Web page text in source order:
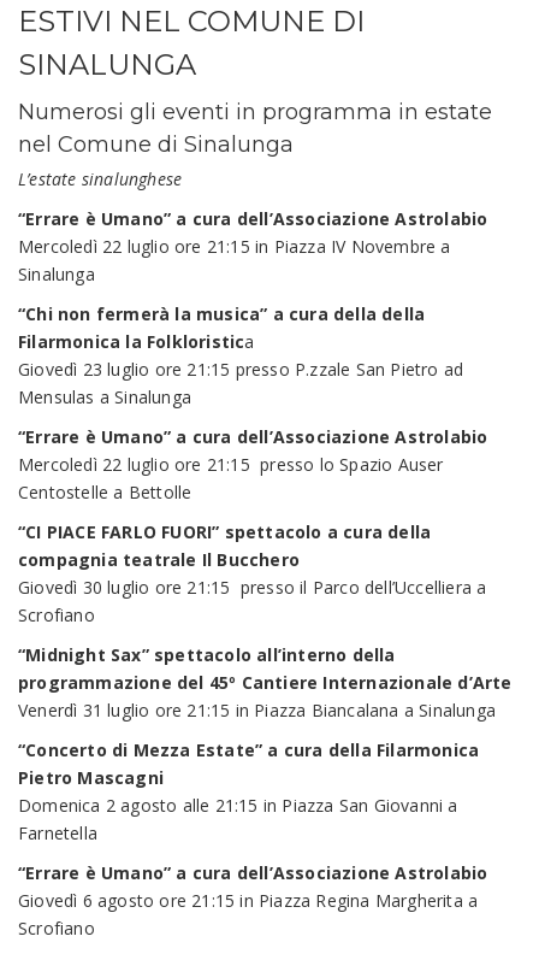
ESTIVI NEL COMUNE DI
SINALUNGA
Numerosi gli eventi in programma in estate
nel Comune di Sinalunga
L’estate sinalunghese
“Errare è Umano” a cura dell’Associazione Astrolabio
Mercoledì 22 luglio ore 21:15 in Piazza IV Novembre a
Sinalunga
“Chi non fermerà la musica” a cura della della
Filarmonica la Folkloristica
Giovedì 23 luglio ore 21:15 presso P.zzale San Pietro ad
Mensulas a Sinalunga
“Errare è Umano” a cura dell’Associazione Astrolabio
Mercoledì 22 luglio ore 21:15 presso lo Spazio Auser
Centostelle a Bettolle
“CI PIACE FARLO FUORI” spettacolo a cura della
compagnia teatrale Il Bucchero
Giovedì 30 luglio ore 21:15 presso il Parco dell’Uccelliera a
Scrofiano
“Midnight Sax” spettacolo all’interno della
programmazione del 45º Cantiere Internazionale d’Arte
Venerdì 31 luglio ore 21:15 in Piazza Biancalana a Sinalunga
“Concerto di Mezza Estate” a cura della Filarmonica
Pietro Mascagni
Domenica 2 agosto alle 21:15 in Piazza San Giovanni a
Farnetella
“Errare è Umano” a cura dell’Associazione Astrolabio
Giovedì 6 agosto ore 21:15 in Piazza Regina Margherita a
Scrofiano